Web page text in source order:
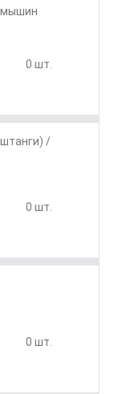
0 шт.
/
0 шт.
0 шт.